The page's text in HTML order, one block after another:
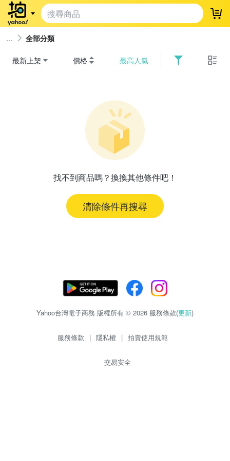
登
全部分類
最新上架 價格 最高人氣
找不到商品嗎？換換其他條件吧！
清除條件再搜尋
Yahoo台灣電子商務 版權所有 © 2026 服務條款(更新)
服務條款 | 隱私權 | 拍賣使用規範
交易安全